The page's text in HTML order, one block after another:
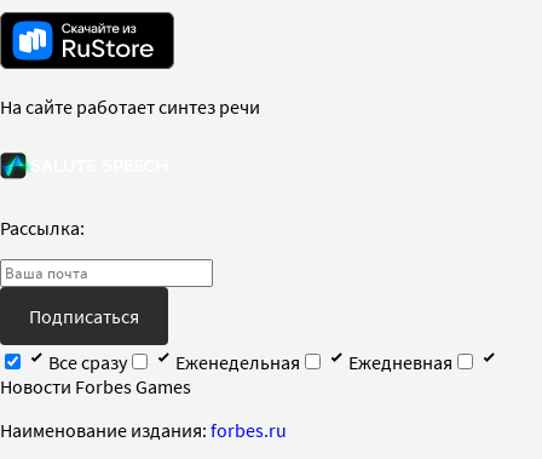
На сайте работает синтез речи
Рассылка:
Подписаться
Все сразу
Еженедельная
Ежедневная
Новости Forbes Games
Наименование издания: forbes.ru